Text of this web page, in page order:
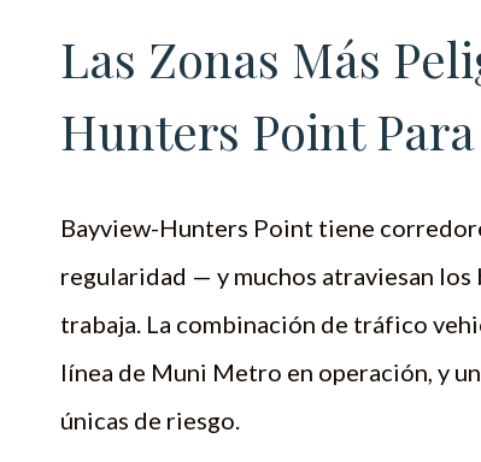
Las Zonas Más
Hunters Point
Bayview-Hunters Point tiene
regularidad — y muchos atraviesan
trabaja. La combinación de tráfico
línea de Muni Metro en operación, y
únicas de riesgo.